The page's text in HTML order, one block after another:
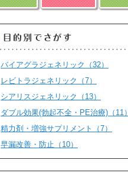
バイアグラジェネリック（32）
レビトラジェネリック（7）
シアリスジェネリック（13）
ダブル効果(勃起不全・PE治療)（11）
精力剤・増強サプリメント（7）
早漏改善・防止（10）